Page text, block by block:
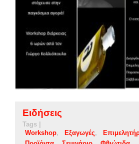
Ειδήσεις
Tags |
Workshop
Εξαγωγές